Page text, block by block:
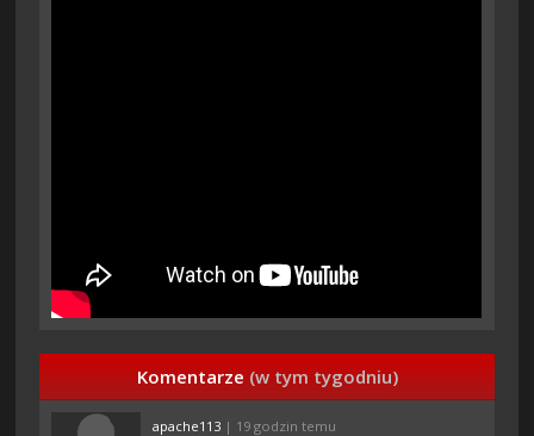
Komentarze (w tym tygodniu)
apache113 | 19 godzin temu